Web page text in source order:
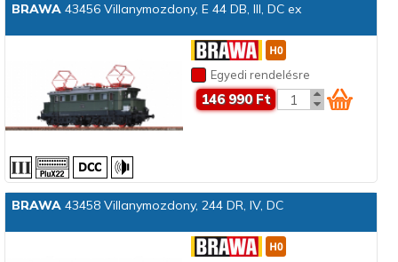
BRAWA43456 Villanymozdony, E 44 DB, III, DC ex
Egyedi rendelésre
146 990 Ft
BRAWA43458 Villanymozdony, 244 DR, IV, DC